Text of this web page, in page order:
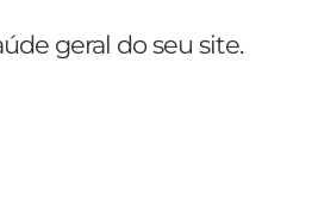
geral do seu site.